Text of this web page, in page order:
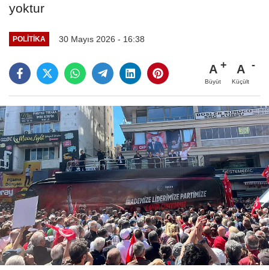
yoktur
POLITIKA 30 Mayıs 2026 - 16:38
A
Büyüt
A
Küçült